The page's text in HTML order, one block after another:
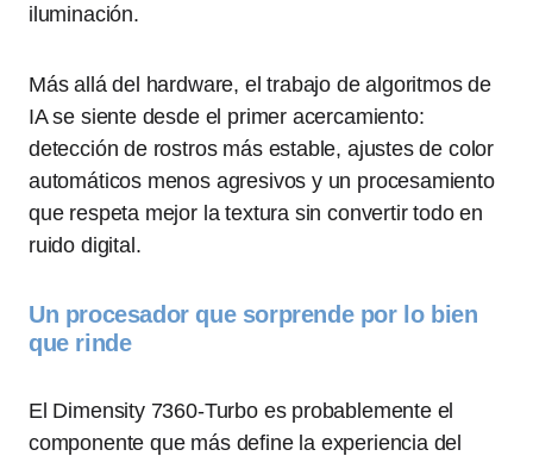
iluminación.
Más allá del hardware, el trabajo de algoritmos de
IA se siente desde el primer acercamiento:
detección de rostros más estable, ajustes de color
automáticos menos agresivos y un procesamiento
que respeta mejor la textura sin convertir todo en
ruido digital.
Un procesador que sorprende por lo bien
que rinde
El Dimensity 7360-Turbo es probablemente el
componente que más define la experiencia del